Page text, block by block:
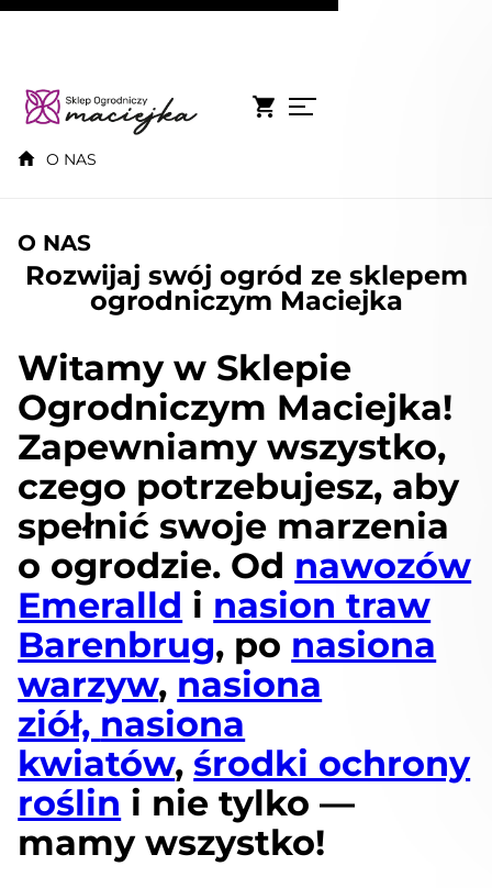
O NAS
O NAS
Rozwijaj swój ogród ze sklepem
ogrodniczym Maciejka
Witamy w Sklepie
Ogrodniczym Maciejka!
Zapewniamy wszystko,
czego potrzebujesz, aby
spełnić swoje marzenia
o ogrodzie. Od nawozów
Emeralld i nasion traw
Barenbrug, po nasiona
warzyw, nasiona
ziół, nasiona
kwiatów,środki ochrony
roślin i nie tylko —
mamy wszystko!